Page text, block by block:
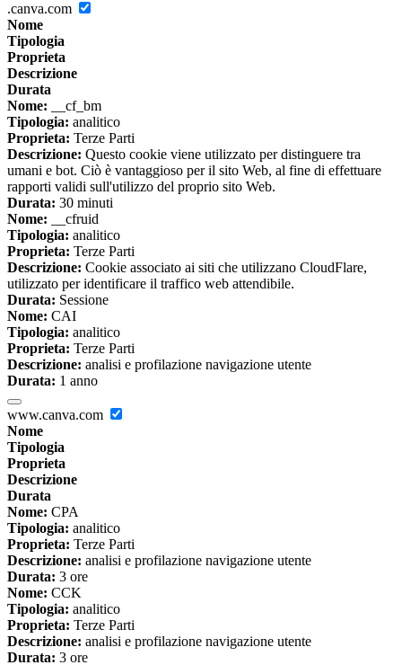
.canva.com
Nome
Tipologia
Proprieta
Descrizione
Durata
Nome: __cf_bm
Tipologia: analitico
Proprieta: Terze Parti
Descrizione: Questo cookie viene utilizzato per distinguere tra
umani e bot. Ciò è vantaggioso per il sito Web, al fine di effettuare
rapporti validi sull'utilizzo del proprio sito Web.
Durata: 30 minuti
Nome: __cfruid
Tipologia: analitico
Proprieta: Terze Parti
Descrizione: Cookie associato ai siti che utilizzano CloudFlare,
utilizzato per identificare il traffico web attendibile.
Durata: Sessione
Nome: CAI
Tipologia: analitico
Proprieta: Terze Parti
Descrizione: analisi e profilazione navigazione utente
Durata: 1 anno
www.canva.com
Nome
Tipologia
Proprieta
Descrizione
Durata
Nome: CPA
Tipologia: analitico
Proprieta: Terze Parti
Descrizione: analisi e profilazione navigazione utente
Durata: 3 ore
Nome: CCK
Tipologia: analitico
Proprieta: Terze Parti
Descrizione: analisi e profilazione navigazione utente
Durata: 3 ore